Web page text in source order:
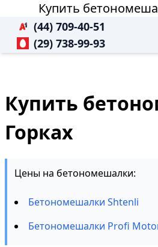
Купить
(44) 709-40-51
(29) 738-99-93
Купить
Горках
Цены на бетономешалки:
Бетономешалки Shtenli
Бетономешалки Profi